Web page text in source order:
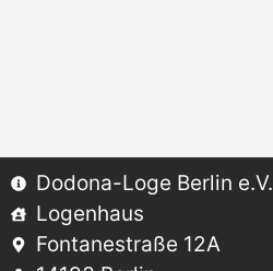
Dodona-Loge Berlin e.V.
Logenhaus
Fontanestraße 12A